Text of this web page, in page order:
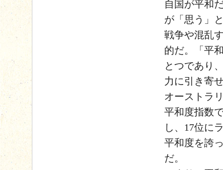
自国が平和
が「思う」
戦争や混乱
的だ。「平
とつであり
力に引き寄
オーストラ
平和度指数
し、17位に
平和度を誇
だ。